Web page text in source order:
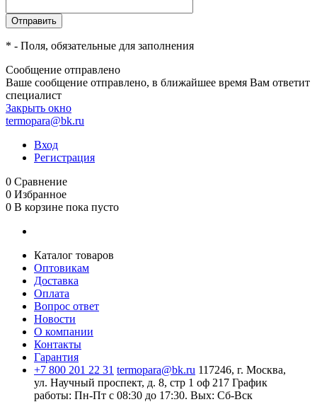
* - Поля, обязательные для заполнения
Сообщение отправлено
Ваше сообщение отправлено, в ближайшее время Вам ответит
специалист
Закрыть окно
termopara@bk.ru
Вход
Регистрация
0 Сравнение
0 Избранное
0 В корзине пока пусто
Каталог товаров
Оптовикам
Доставка
Оплата
Вопрос ответ
Новости
О компании
Контакты
Гарантия
+7 800 201 22 31 termopara@bk.ru 117246, г. Москва,
ул. Научный проспект, д. 8, стр 1 оф 217 График
работы: Пн‑Пт с 08:30 до 17:30. Вых: Сб‑Вск